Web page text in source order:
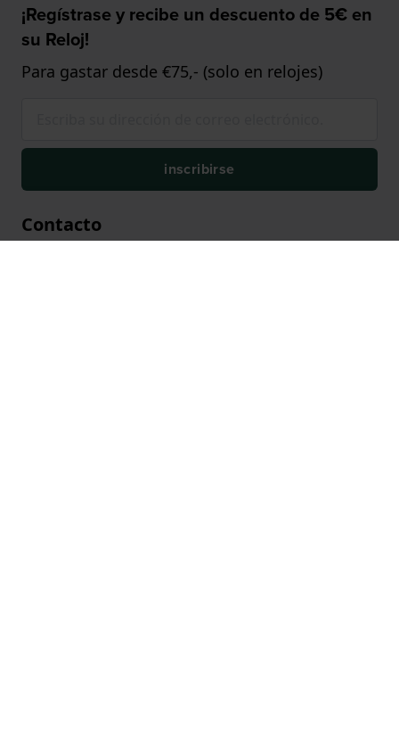
¡Regístrase y recibe un descuento de 5€ en
su Reloj!
Para gastar desde €75,- (solo en relojes)
inscribirse
Contacto